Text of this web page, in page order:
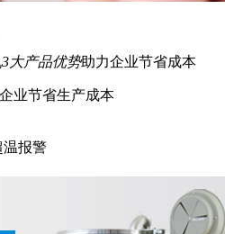
3大产品优势助力企业节省成本
业节省生产成本
温报警